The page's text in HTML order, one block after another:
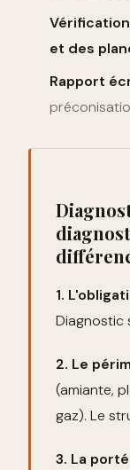
et des
Rapport
1.
Diagnostic
2. Le
(amiante,
gaz). Le
3. La